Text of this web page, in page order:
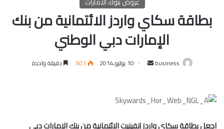
بطاقة سكاي واردز الائتمانية من بنك
الإمارات دبي الوطني
business
أرسل 10 يوليو,2014 501 دقيقة واحدة
اجعل بطاقة سكاي واردز إنفينيت الائتمانية من بنك الإمارات دبي